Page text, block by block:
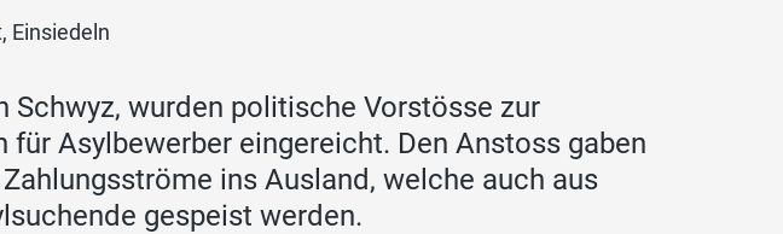
Einsiedeln
Schwyz, wurden politische Vorstösse zur
für Asylbewerber eingereicht. Den Anstoss gaben
ins Ausland, welche auch aus
gespeist werden.